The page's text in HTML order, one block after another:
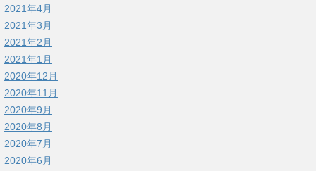
2021年4月
2021年3月
2021年2月
2021年1月
2020年12月
2020年11月
2020年9月
2020年8月
2020年7月
2020年6月